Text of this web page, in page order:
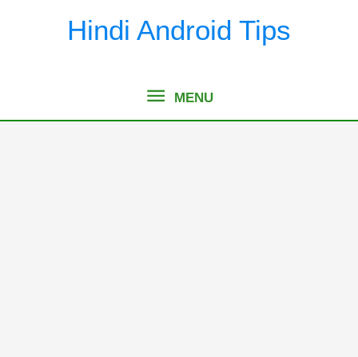
Hindi Android Tips
MENU
MENU